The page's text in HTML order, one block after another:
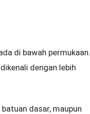
di bawah permukaan.
dengan lebih
dasar, maupun